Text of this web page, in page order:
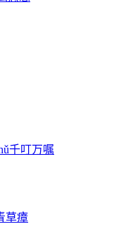
千叮万嘱
草瘴